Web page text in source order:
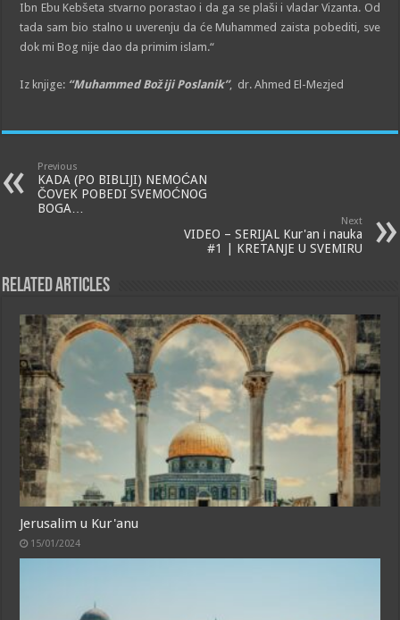
Ibn Ebu Kebšeta stvarno porastao i da ga se plaši i vladar Vizanta. Od
tada sam bio stalno u uverenju da će Muhammed zaista pobediti, sve
dok mi Bog nije dao da primim islam.“
Iz knjige: “Muhammed Božiji Poslanik”, dr. Ahmed El-Mezjed
Previous
KADA (PO BIBLIJI) NEMOĆAN
ČOVEK POBEDI SVEMOĆNOG
BOGA…
Next
VIDEO – SERIJAL Kur'an i nauka
#1 | KRETANJE U SVEMIRU
Related Articles
Jerusalim u Kur'anu
15/01/2024